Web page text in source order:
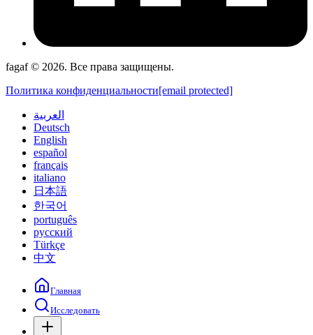
fagaf © 2026. Все права защищены.
Политика конфиденциальности[email protected]
العربية
Deutsch
English
español
français
italiano
日本語
한국어
português
русский
Türkçe
中文
Главная
Исследовать